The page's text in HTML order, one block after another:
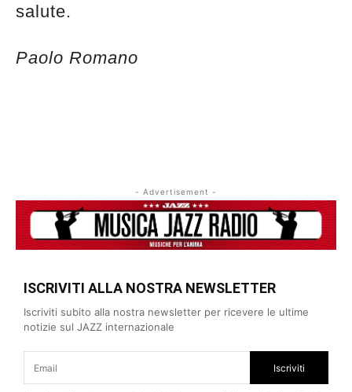
salute.
Paolo Romano
- Advertisement -
ISCRIVITI ALLA NOSTRA NEWSLETTER
Iscriviti subito alla nostra newsletter per ricevere le ultime
notizie sul JAZZ internazionale
Iscriviti